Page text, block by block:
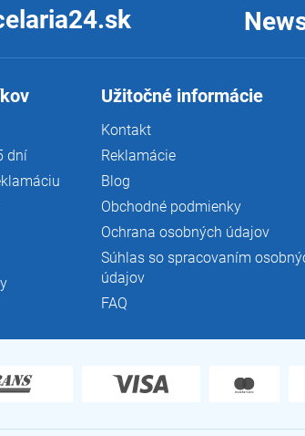
dní
Užitočné informácie
Kontakt
Reklamácie
Blog
Obchodné podmienky
Ochrana osobných údajov
Súhlas so spracovaním
údajov
FAQ